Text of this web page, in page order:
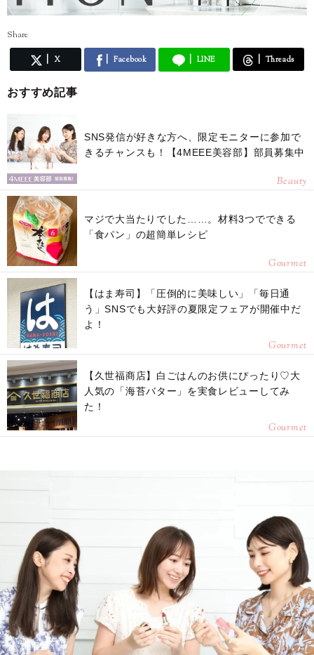
Share
X Facebook LINE Threads
おすすめ記事
SNS発信が好きな方へ、限定モニターに参加で
きるチャンスも！【4MEEE美容部】部員募集中
Beauty
マジで大当たりでした……。材料3つでできる
「食パン」の超簡単レシピ
Gourmet
【はま寿司】「圧倒的に美味しい」「毎日通
う」SNSでも大好評の夏限定フェアが開催中だ
よ！
Gourmet
【久世福商店】白ごはんのお供にぴったり♡大
人気の「海苔バター」を実食レビューしてみ
た！
Gourmet